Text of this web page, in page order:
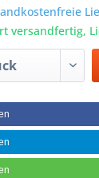
versandfertig,